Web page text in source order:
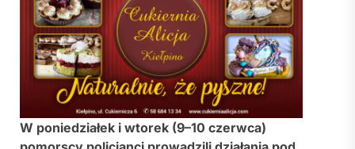
W poniedziałek i wtorek (9–10 czerwca)